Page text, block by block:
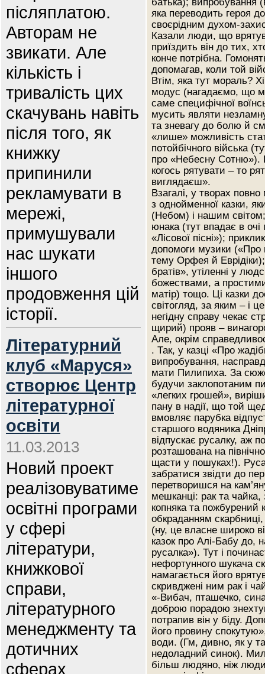
післяплатою.
Авторам не
звикати. Але
кількість і
тривалість цих
скачувань навіть
після того, як
книжку
припинили
рекламувати в
мережі,
примушували
нас шукати
іншого
продовження цій
історії.
Літературний
клуб «Маруся»
створює Центр
літературної
освіти
11.03.2013
Новий проект
реалізовуватиме
освітні програми
у сфері
літератури,
книжкової
справи,
літературного
менеджменту та
дотичних
сферах
яка переводить героя
своєрідним духом-
Казали люди, що
приїздить він до тих,
конче потрібна.
допомагав, коли той
Втім, яка тут мораль?
модус (нагадаємо, що
саме специфічної
мусить являти незламну
та зневагу до болю й
«лише» можливість
потойбічного війська
про «Небесну Сотню»).
когось рятувати – то
виглядаєш».
Взагалі, у творах
з однойменної казки,
(Небом) і нашим
юнака (тут впадає в
«Лісової пісні»);
допомоги музики («Про
тему Орфея й Еврідіки);
братів», утіленні у
божествами, а
матір) тощо. Ці казки
світогляд, за яким – і
негідну справу чекає
щирий) прояв –
Але, окрім
. Так, у казці «Про
випробування,
мати Пилипиха. За
будучи заклопотаним
«легких грошей»,
пану в надії, що той
вмовляє парубка
старшого водяника
відпускає русалку, аж
розташована на
щасти у пошуках!).
забратися звідти до
перетворишся на
мешканці: рак та
копняка та пожбурений
обкраданням
(ну, це власне широко
казок про Алі-Бабу до,
русалка»). Тут і
нефортунного шукача
намагається його
скривджені ним рак і
«-Вибач, пташечко,
доброю порадою
потрапив він у біду.
його провину
води. (Гм, дивно, як у
недоладний синок).
більш людяно, ніж